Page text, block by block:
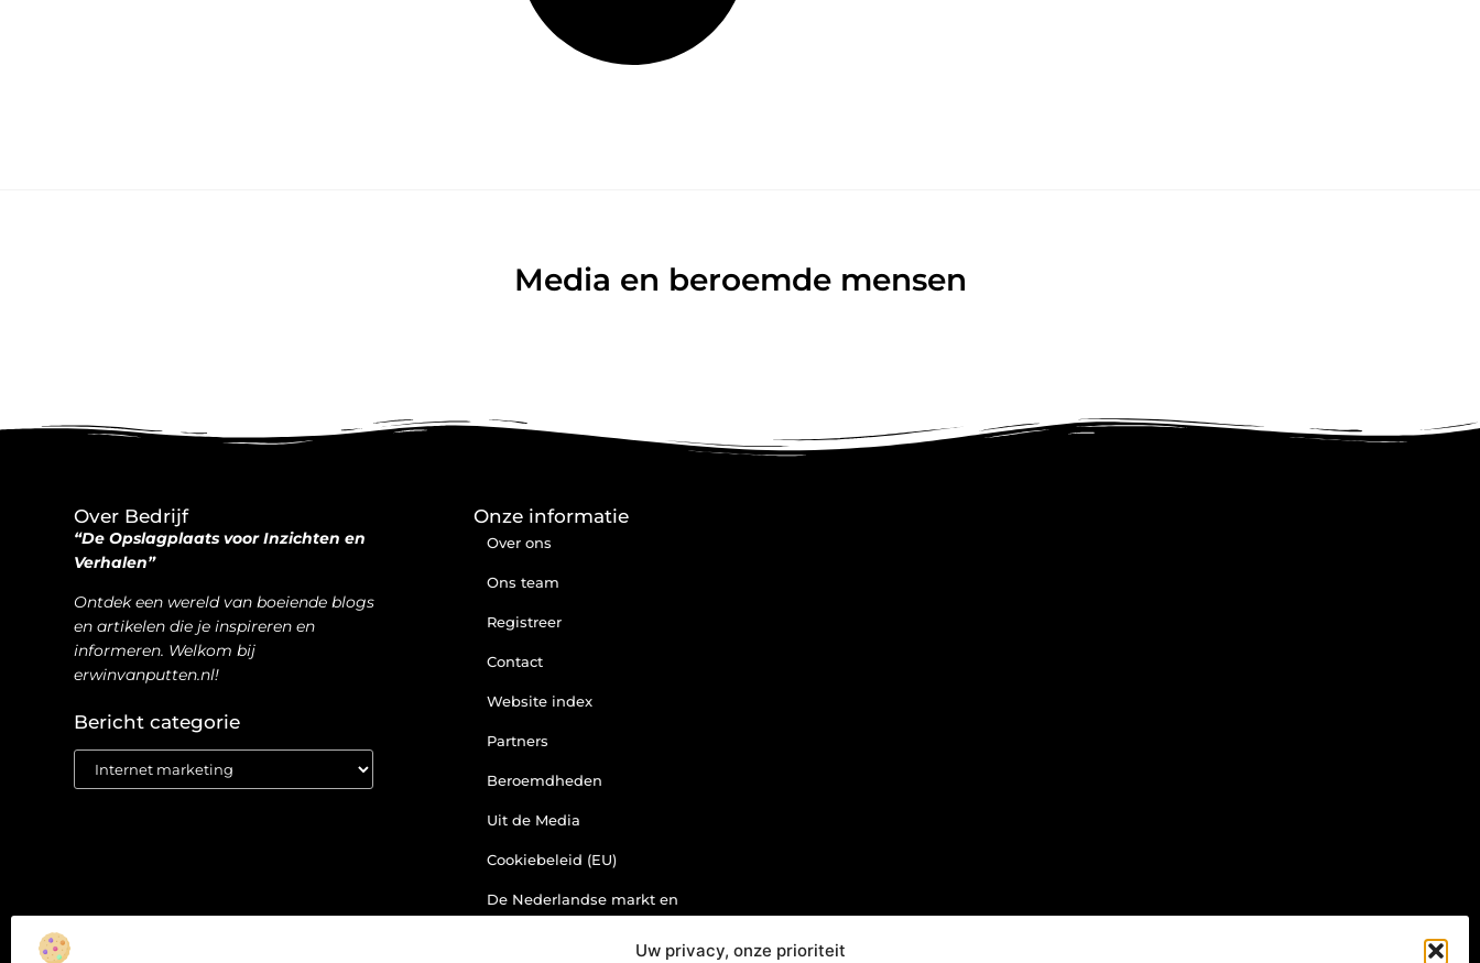
Uw privacy, onze prioriteit
Media en beroemde mensen
Over Bedrijf
“De Opslagplaats voor Inzichten en
Verhalen”
Ontdek een wereld van boeiende blogs
en artikelen die je inspireren en
informeren. Welkom bij
erwinvanputten.nl!
Bericht categorie
Onze informatie
Over ons
Ons team
Registreer
Contact
Website index
Partners
Beroemdheden
Uit de Media
Cookiebeleid (EU)
De Nederlandse markt en
backlinks: een slimme zet of